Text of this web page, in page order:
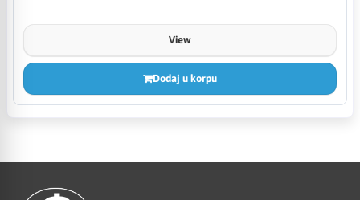
View
Dodaj u korpu